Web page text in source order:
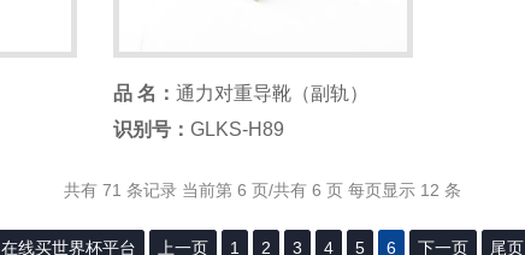
品 名： 通力对重导靴（副轨）
识别号： GLKS-H89
共有 71 条记录 当前第 6 页/共有 6 页 每页显示 12 条
在线买世界杯平台 上一页 1 2 3 4 5 6 下一页 尾页